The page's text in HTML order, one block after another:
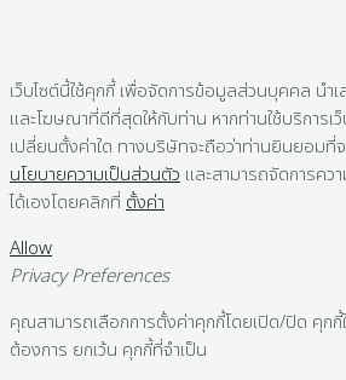
เว็บไซต์นี้ใช้คุกกี้ เพื่อจัดการข้อมูลส่วนบุคคล น
และโฆษณาที่ดีที่สุดให้กับท่าน หากท่านใช้บริการเ
เปลี่ยนตั้งค่าใด ทางบริษัทจะถือว่าท่านยินยอมที่
นโยบายความเป็นส่วนตัว และสามารถจัดการคว
ได้เองโดยคลิกที่ ตั้งค่า
Allow
Privacy Preferences
คุณสามารถเลือกการตั้งค่าคุกกี้โดยเปิด/ปิด คุกกี้
ต้องการ ยกเว้น คุกกี้ที่จำเป็น